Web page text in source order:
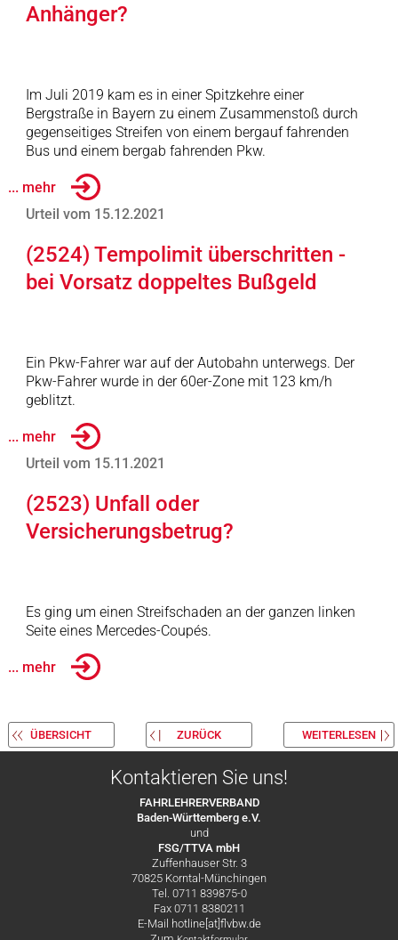
Anhänger?
Im Juli 2019 kam es in einer Spitzkehre einer
Bergstraße in Bayern zu einem Zusammenstoß durch
gegenseitiges Streifen von einem bergauf fahrenden
Bus und einem bergab fahrenden Pkw.
... mehr
Urteil vom 15.12.2021
(2524) Tempolimit überschritten -
bei Vorsatz doppeltes Bußgeld
Ein Pkw-Fahrer war auf der Autobahn unterwegs. Der
Pkw-Fahrer wurde in der 60er-Zone mit 123 km/h
geblitzt.
... mehr
Urteil vom 15.11.2021
(2523) Unfall oder
Versicherungsbetrug?
Es ging um einen Streifschaden an der ganzen linken
Seite eines Mercedes-Coupés.
... mehr
ÜBERSICHT ZURÜCK WEITERLESEN
Kontaktieren Sie uns!
FAHRLEHRERVERBAND
Baden-Württemberg e.V.
und
FSG/TTVA mbH
Zuffenhauser Str. 3
70825 Korntal-Münchingen
Tel. 0711 839875-0
Fax 0711 8380211
E-Mail hotline[at]flvbw.de